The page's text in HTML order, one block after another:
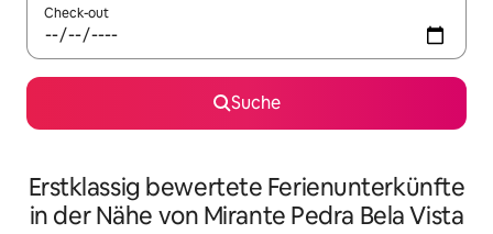
Check-out
Suche
Erstklassig bewertete Ferienunterkünfte
in der Nähe von Mirante Pedra Bela Vista